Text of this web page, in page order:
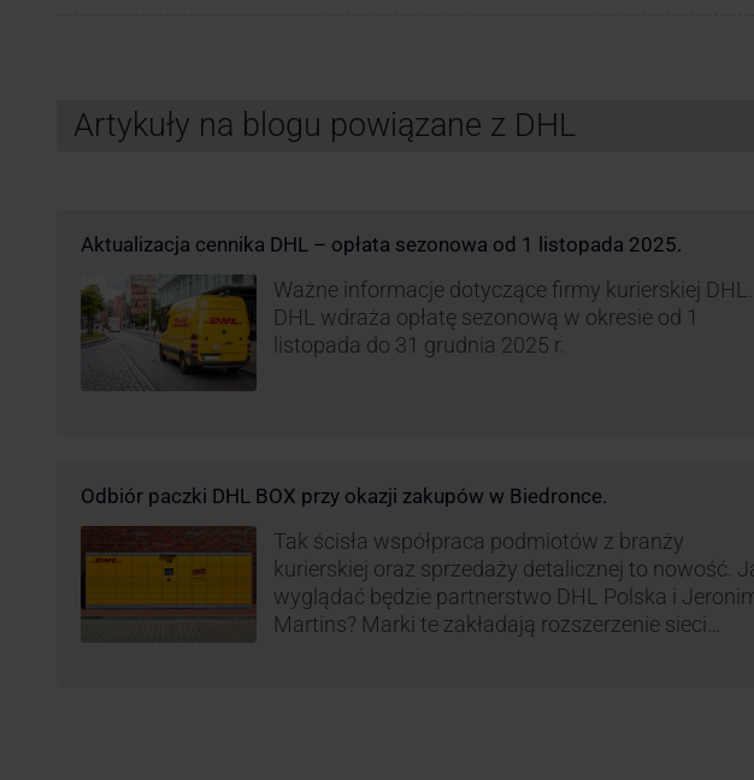
Artykuły na blogu powiązane z DHL
Aktualizacja cennika DHL – opłata sezonowa od 1 listopada 2025.
Ważne informacje dotyczące firmy kurierskiej DHL.
DHL wdraża opłatę sezonową w okresie od 1
listopada do 31 grudnia 2025 r.
Odbiór paczki DHL BOX przy okazji zakupów w Biedronce.
Tak ścisła współpraca podmiotów z branży
kurierskiej oraz sprzedaży detalicznej to nowość.
wyglądać będzie partnerstwo DHL Polska i
Martins? Marki te zakładają rozszerzenie sieci